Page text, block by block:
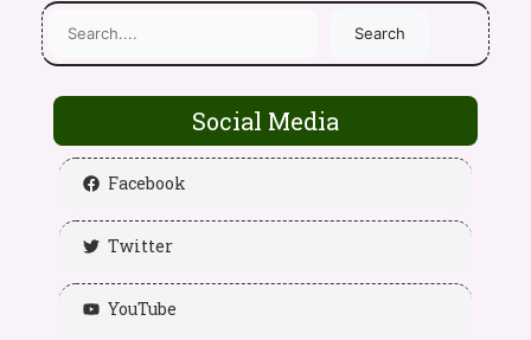
Search
Social Media
Facebook
Twitter
YouTube